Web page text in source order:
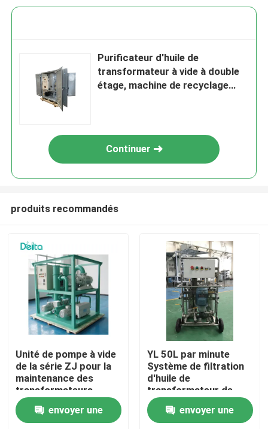
À la maison
Produits
Vidéos
Purificateur d'huile de
transformateur à vide à double
étage, machine de recyclage
Continuer
produits recommandés
Unité de pompe à vide
de la série ZJ pour la
maintenance des
transformateurs
envoyer une
YL 50L par minute
Système de filtration
d'huile de
transformateur de
haute précision de
type mobileenvoyer une